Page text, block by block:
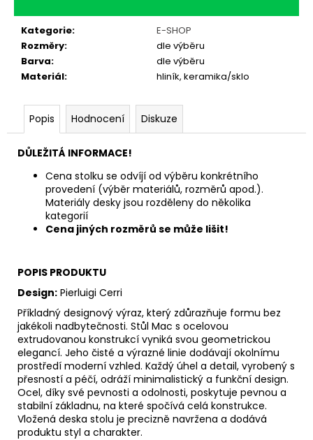
Kategorie:
E-SHOP
Rozměry:
dle výběru
Barva:
dle výběru
Materiál: hliník, keramika/sklo
Popis Hodnocení Diskuze
DŮLEŽITÁ INFORMACE!
Cena stolku se odvíjí od výběru konkrétního
provedení (výběr materiálů, rozměrů apod.).
Materiály desky jsou rozděleny do několika
kategorií
Cena jiných rozměrů se může lišit!
POPIS PRODUKTU
Design: Pierluigi Cerri
Příkladný designový výraz, který zdůrazňuje formu bez
jakékoli nadbytečnosti. Stůl Mac s ocelovou
extrudovanou konstrukcí vyniká svou geometrickou
elegancí. Jeho čisté a výrazné linie dodávají okolnímu
prostředí moderní vzhled. Každý úhel a detail, vyrobený s
přesností a péčí, odráží minimalistický a funkční design.
Ocel, díky své pevnosti a odolnosti, poskytuje pevnou a
stabilní základnu, na které spočívá celá konstrukce.
Vložená deska stolu je precizně navržena a dodává
produktu styl a charakter.